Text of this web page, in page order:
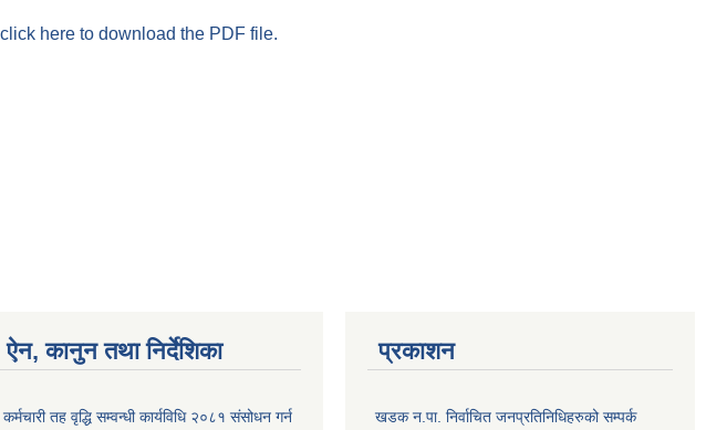
click here to download the PDF file.
ऐन, कानुन तथा निर्देशिका
कर्मचारी तह वृद्धि सम्वन्धी कार्यविधि २०८१ संसोधन गर्न
प्रकाशन
खडक न.पा. निर्वाचित जनप्रतिनिधिहरुको सम्पर्क